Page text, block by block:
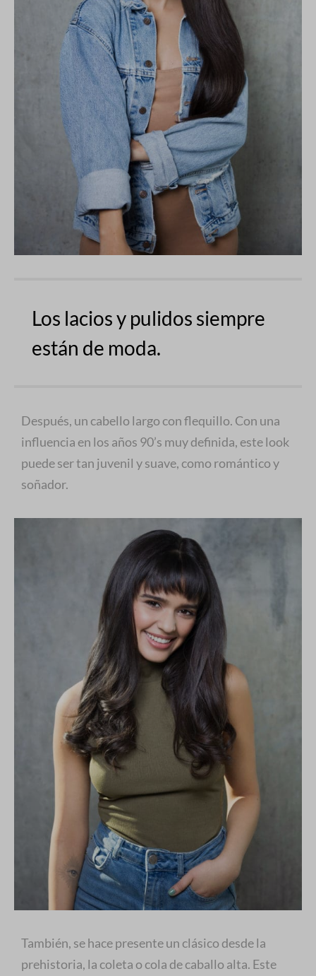
Los lacios y pulidos siempre
están de moda.
Después, un cabello largo con flequillo. Con una
influencia en los años 90’s muy definida, este look
puede ser tan juvenil y suave, como romántico y
soñador.
También, se hace presente un clásico desde la
prehistoria, la coleta o cola de caballo alta. Este